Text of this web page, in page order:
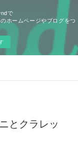
で
ホームページやブログをつ
とクラレッ